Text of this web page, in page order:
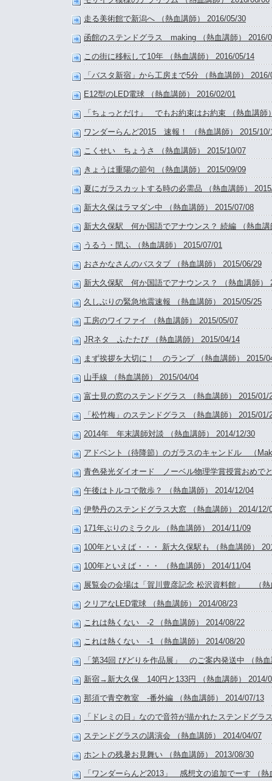
走る美術館で新潟へ （熱血講師） 2016/05/30
函館のステンドグラス making （熱血講師） 2016/
この街に移転して10年 （熱血講師） 2016/05/14
「バスタ新宿」から工房まで5分 （熱血講師） 2016/
E12型のLED電球 （熱血講師） 2016/02/01
「ちょっとだけ」 でもお約束はお約束 （熱血講師
ワンダーらんど2015 速報！ （熱血講師） 2015/10/
こくせい ちょうさ （熱血講師） 2015/10/07
きょうは重陽の節句 （熱血講師） 2015/09/09
夏にガラスカットする時の必需品 （熱血講師）
新大久保はラマダン中 （熱血講師） 2015/07/08
新大久保駅 何か国語でアナウンス？ 続編 （熱血講
うるう・閏ふ （熱血講師） 2015/07/01
おさかなさんのバスタブ （熱血講師） 2015/06/29
新大久保駅 何か国語でアナウンス？ （熱血講師）
久しぶりの緊急地震速報 （熱血講師） 2015/05/25
工房のワイファイ （熱血講師） 2015/05/07
JRネタ ふたたび （熱血講師） 2015/04/14
まず挨拶を大切に！ のランプ （熱血講師） 2015/
山手線 （熱血講師） 2015/04/04
富士見の窓のステンドグラス （熱血講師） 2015/01/
「松竹梅」のステンドグラス （熱血講師） 2015/01/
2014年 年末講師対談 （熱血講師） 2014/12/30
アドベント（待降節）のガラスのキャンドル （
青色発光ダイオード ノーベル物理学賞授賞おめで
午後はトルコで散歩？ （熱血講師） 2014/12/04
伊勢丹のステンドグラス大窓 （熱血講師） 2014/12/
171年ぶりのミラクル （熱血講師） 2014/11/09
100年といえば・・・ 新大久保駅も （熱血講師）
100年といえば・・・ （熱血講師） 2014/11/04
展覧会の会場は「賀川豊彦記念 松沢資料館」 （熱
クリアなLED電球 （熱血講師） 2014/08/23
これは熱くない -2 （熱血講師） 2014/08/22
これは熱くない -1 （熱血講師） 2014/08/20
「第34回 びどりを作品展」 のご案内発送中 （熱
新宿→新大久保 140円と133円 （熱血講師） 2014/
那須で青空教室 -番外編 （熱血講師） 2014/07/13
「ドレミの日」なので音符が描かれたステンドグラ
ステンドグラスの講演会 （熱血講師） 2014/04/07
ホントの残暑お見舞い （熱血講師） 2013/08/30
「ワンダーらんど2013」 感想文の追加でーす （熱